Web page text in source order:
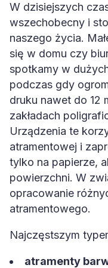
W dzisiejszych
wszechobecny i
naszego życia.
się w domu czy
spotkamy w
podczas gdy
druku nawet do 12
zakładach
Urządzenia te
atramentowej i
tylko na papierze,
powierzchni. W
opracowanie
atramentowego.
Najczęstszym
atramenty